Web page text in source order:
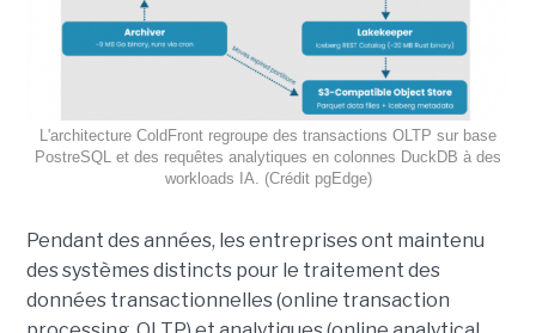
L'architecture ColdFront regroupe des transactions OLTP sur base
PostreSQL et des requêtes analytiques en colonnes DuckDB à des
workloads IA. (Crédit pgEdge)
Pendant des années, les entreprises ont maintenu
des systèmes distincts pour le traitement des
données transactionnelles (online transaction